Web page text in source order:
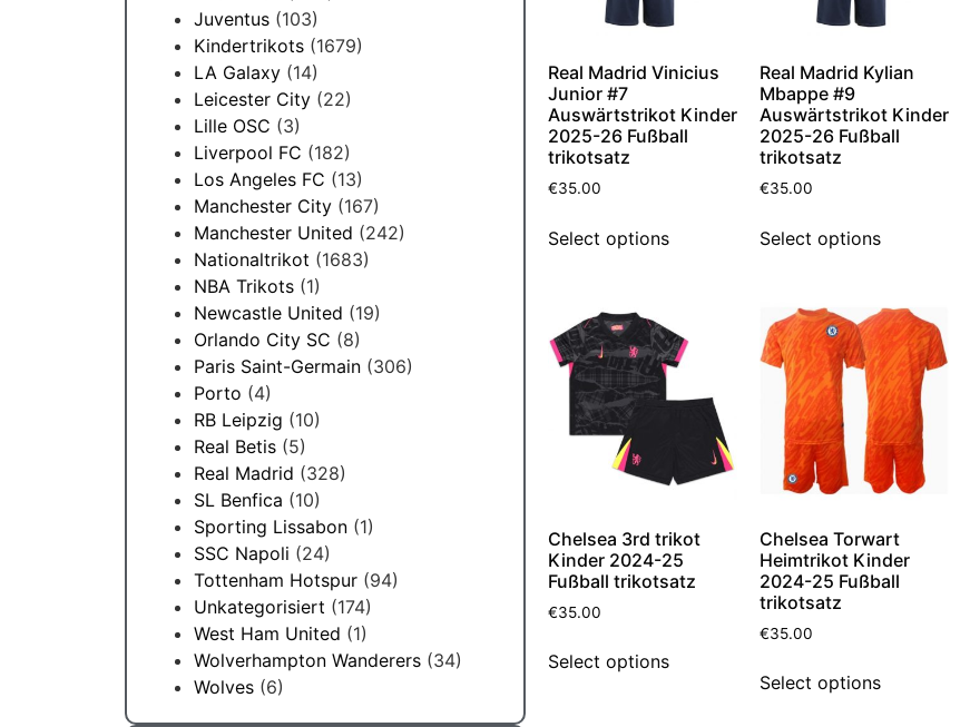
Juventus (103)
Kindertrikots (1679)
LA Galaxy (14)
Leicester City (22)
Lille OSC (3)
Liverpool FC (182)
Los Angeles FC (13)
Manchester City (167)
Manchester United (242)
Nationaltrikot (1683)
NBA Trikots (1)
Newcastle United (19)
Orlando City SC (8)
Paris Saint-Germain (306)
Porto (4)
RB Leipzig (10)
Real Betis (5)
Real Madrid (328)
SL Benfica (10)
Sporting Lissabon (1)
SSC Napoli (24)
Tottenham Hotspur (94)
Unkategorisiert (174)
West Ham United (1)
Wolverhampton Wanderers (34)
Wolves (6)
Real Madrid Vinicius
Junior #7
Auswärtstrikot Kinder
2025-26 Fußball
trikotsatz
€35.00
Select options
Real Madrid Kylian
Mbappe #9
Auswärtstrikot Kinder
2025-26 Fußball
trikotsatz
€35.00
Select options
Chelsea 3rd trikot
Kinder 2024-25
Fußball trikotsatz
€35.00
Select options
Chelsea Torwart
Heimtrikot Kinder
2024-25 Fußball
trikotsatz
€35.00
Select options